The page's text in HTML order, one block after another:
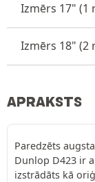
Izmērs 17" (1
Izmērs 18" (2
APRAKSTS
Paredzēts
Dunlop D423 ir
izstrādāts kā